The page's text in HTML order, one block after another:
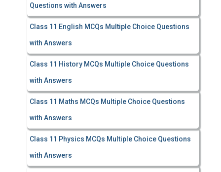
Questions with Answers
Class 11 English MCQs Multiple Choice Questions
with Answers
Class 11 History MCQs Multiple Choice Questions
with Answers
Class 11 Maths MCQs Multiple Choice Questions
with Answers
Class 11 Physics MCQs Multiple Choice Questions
with Answers